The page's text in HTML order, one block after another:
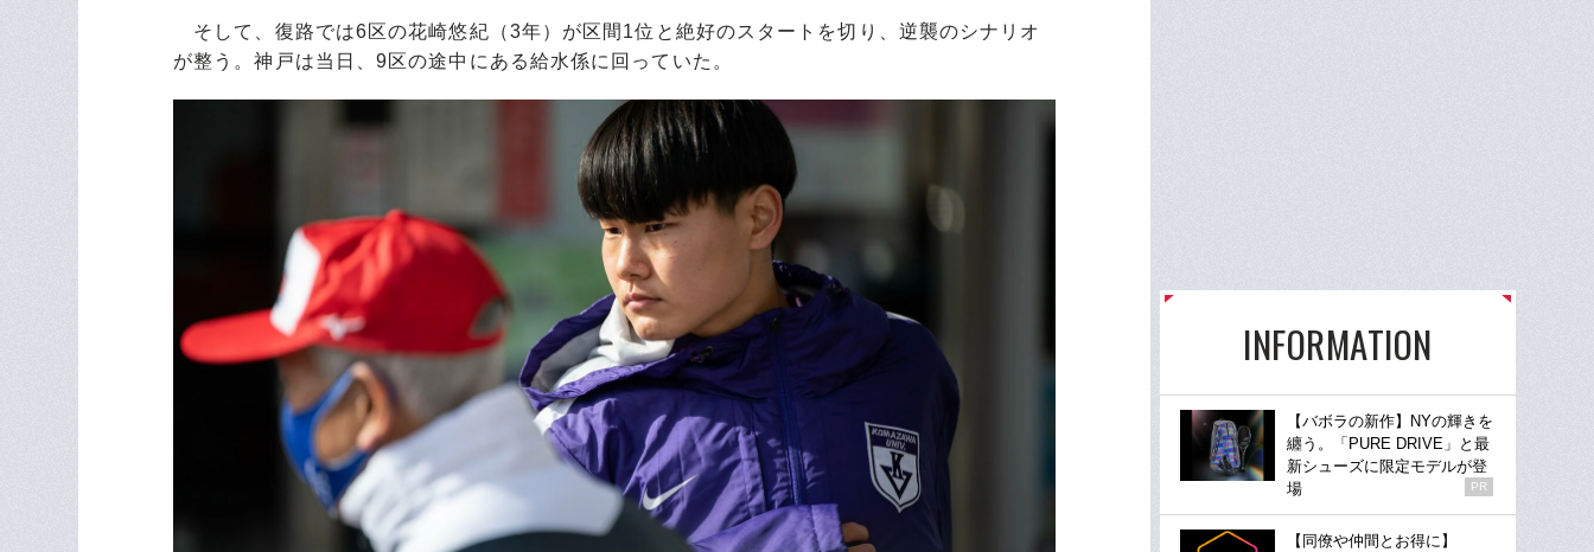
そして、復路では6区の花崎悠紀（3年）が区間1位と絶好のスタートを切り、逆襲のシナリオ
が整う。神戸は当日、9区の途中にある給水係に回っていた。
INFORMATION
【バボラの新作】NYの輝きを
纏う。「PURE DRIVE」と最
新シューズに限定モデルが登
場
PR
【同僚や仲間とお得に】